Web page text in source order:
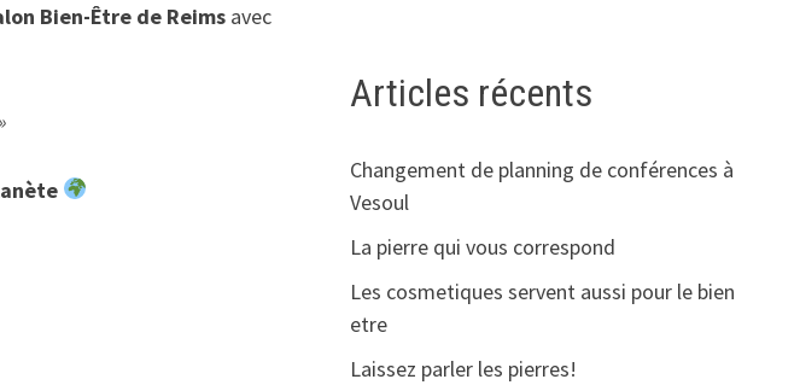
Bien-Être de Reims avec
Articles récents
Changement de planning de conférences à
Vesoul
La pierre qui vous correspond
Les cosmetiques servent aussi pour le bien
etre
Laissez parler les pierres!